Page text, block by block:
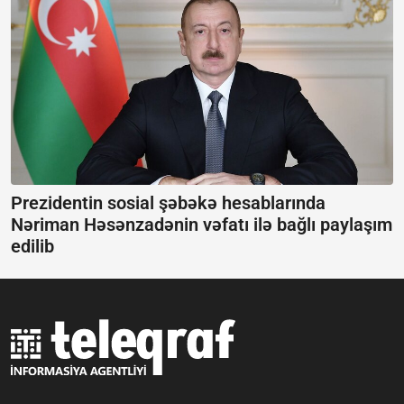
Prezidentin sosial şəbəkə hesablarında
Nəriman Həsənzadənin vəfatı ilə bağlı paylaşım
edilib